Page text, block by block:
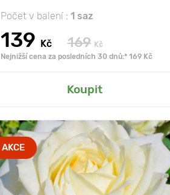
Počet v balení : 1 saz
139 Kč 169 Kč
Nejnižší cena za posledních 30 dnů:* 169 Kč
Koupit
Přidat do mé zahrady
AKCE
Vlastnosti
čistota, elegance,
sofistikovanost
Výška rostliny 80 - 100 cm